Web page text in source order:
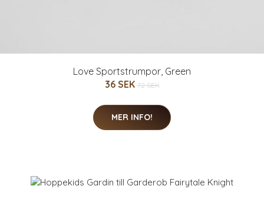
Love Sportstrumpor, Green
36 SEK 72 SEK
MER INFO!